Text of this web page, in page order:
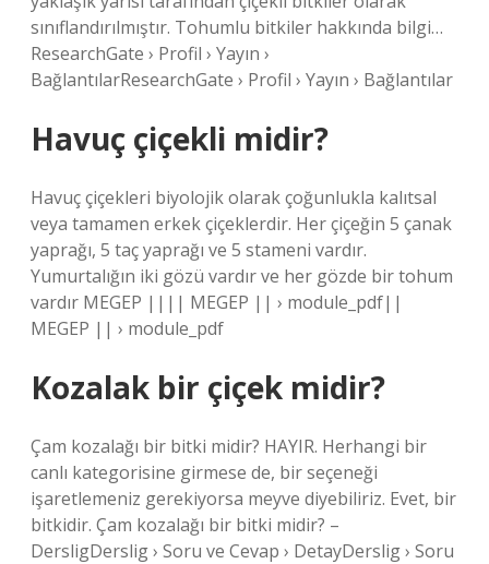
sınıflandırılmıştır. Tohumlu bitkiler hakkında bilgi…
ResearchGate › Profil › Yayın ›
BağlantılarResearchGate › Profil › Yayın › Bağlantılar
Havuç çiçekli midir?
Havuç çiçekleri biyolojik olarak çoğunlukla kalıtsal
veya tamamen erkek çiçeklerdir. Her çiçeğin 5 çanak
yaprağı, 5 taç yaprağı ve 5 stameni vardır.
Yumurtalığın iki gözü vardır ve her gözde bir tohum
vardır MEGEP |||| MEGEP || › module_pdf||
MEGEP || › module_pdf
Kozalak bir çiçek midir?
Çam kozalağı bir bitki midir? HAYIR. Herhangi bir
canlı kategorisine girmese de, bir seçeneği
işaretlemeniz gerekiyorsa meyve diyebiliriz. Evet, bir
bitkidir. Çam kozalağı bir bitki midir? –
DersligDerslig › Soru ve Cevap › DetayDerslig › Soru